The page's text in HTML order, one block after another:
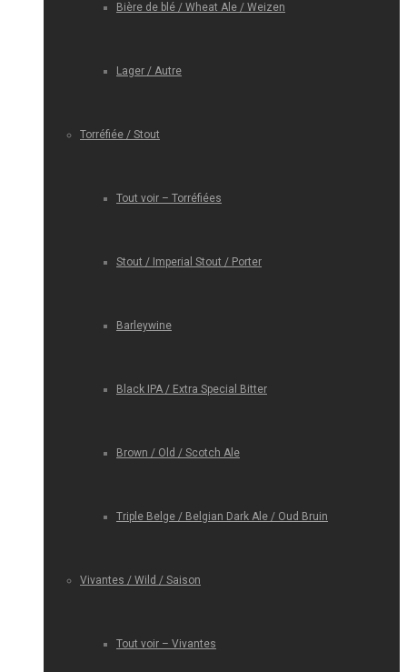
Bière de blé / Wheat Ale / Weizen
Lager / Autre
Torréfiée / Stout
Tout voir – Torréfiées
Stout / Imperial Stout / Porter
Barleywine
Black IPA / Extra Special Bitter
Brown / Old / Scotch Ale
Triple Belge / Belgian Dark Ale / Oud Bruin
Vivantes / Wild / Saison
Tout voir – Vivantes